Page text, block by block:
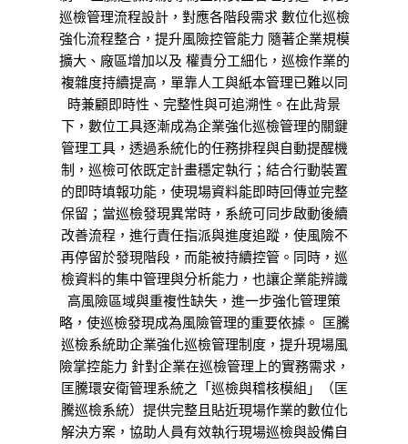
巡檢管理流程設計，對應各階段需求 數位化巡檢
強化流程整合，提升風險控管能力 隨著企業規模
擴大、廠區增加以及 權責分工細化，巡檢作業的
複雜度持續提高，單靠人工與紙本管理已難以同
時兼顧即時性、完整性與可追溯性。在此背景
下，數位工具逐漸成為企業強化巡檢管理的關鍵
管理工具，透過系統化的任務排程與自動提醒機
制，巡檢可依既定計畫穩定執行；結合行動裝置
的即時填報功能，使現場資料能即時回傳並完整
保留；當巡檢發現異常時，系統可同步啟動後續
改善流程，進行責任指派與進度追蹤，使風險不
再停留於發現階段，而能被持續控管。同時，巡
檢資料的集中管理與分析能力，也讓企業能辨識
高風險區域與重複性缺失，進一步強化管理策
略，使巡檢發現成為風險管理的重要依據。 匡騰
巡檢系統助企業強化巡檢管理制度，提升現場風
險掌控能力 針對企業在巡檢管理上的實務需求，
匡騰環安衛管理系統之「巡檢與稽核模組」（匡
騰巡檢系統）提供完整且貼近現場作業的數位化
解決方案，協助人員有效執行現場巡檢與設備自